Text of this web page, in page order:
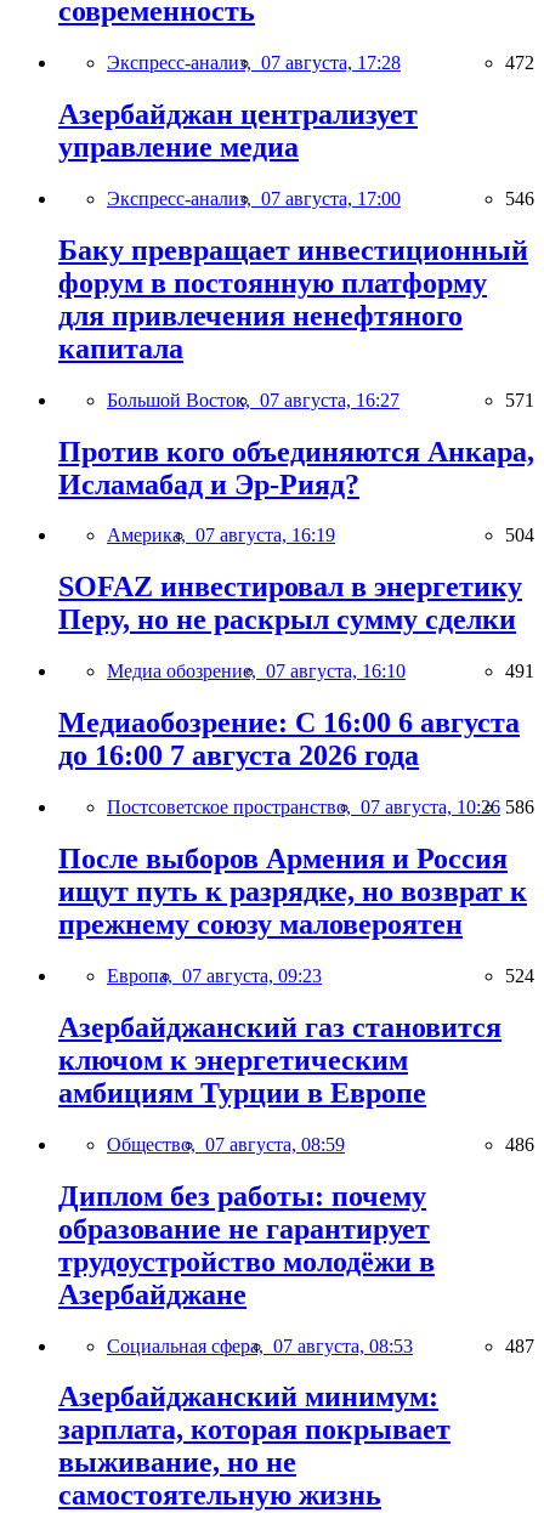
современность
Экспресс-анализ, 07 августа, 17:28 472
Азербайджан централизует
управление медиа
Экспресс-анализ, 07 августа, 17:00 546
Баку превращает инвестиционный
форум в постоянную платформу
для привлечения ненефтяного
капитала
Большой Восток, 07 августа, 16:27 571
Против кого объединяются Анкара,
Исламабад и Эр-Рияд?
Америка, 07 августа, 16:19 504
SOFAZ инвестировал в энергетику
Перу, но не раскрыл сумму сделки
Медиа обозрение, 07 августа, 16:10 491
Медиаобозрение: С 16:00 6 августа
до 16:00 7 августа 2026 года
Постсоветское пространство, 07 августа, 10:26 586
После выборов Армения и Россия
ищут путь к разрядке, но возврат к
прежнему союзу маловероятен
Европа, 07 августа, 09:23 524
Азербайджанский газ становится
ключом к энергетическим
амбициям Турции в Европе
Общество, 07 августа, 08:59 486
Диплом без работы: почему
образование не гарантирует
трудоустройство молодёжи в
Азербайджане
Социальная сфера, 07 августа, 08:53 487
Азербайджанский минимум:
зарплата, которая покрывает
выживание, но не
самостоятельную жизнь